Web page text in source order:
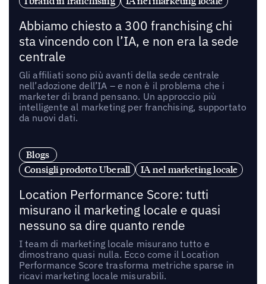
Abbiamo chiesto a 300 franchising chi
sta vincendo con l’IA, e non era la sede
centrale
Gli affiliati sono più avanti della sede centrale
nell’adozione dell’IA – e non è il problema che i
marketer di brand pensano. Un approccio più
intelligente al marketing per franchising, supportato
da nuovi dati.
Blogs
Consigli prodotto Uberall
IA nel marketing locale
Location Performance Score: tutti
misurano il marketing locale e quasi
nessuno sa dire quanto rende
I team di marketing locale misurano tutto e
dimostrano quasi nulla. Ecco come il Location
Performance Score trasforma metriche sparse in
ricavi marketing locale misurabili.